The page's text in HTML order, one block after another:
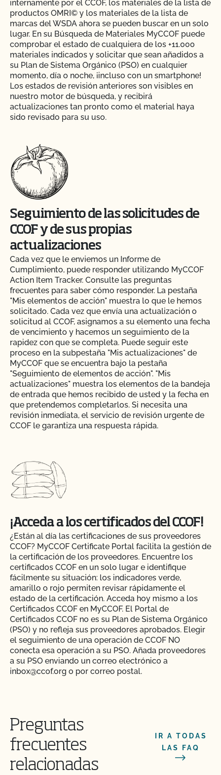
internamente por el CCOF, los materiales de la lista de
productos OMRI© y los materiales de la lista de
marcas del WSDA ahora se pueden buscar en un solo
lugar. En su Búsqueda de Materiales MyCCOF puede
comprobar el estado de cualquiera de los +11.000
materiales indicados y solicitar que sean añadidos a
su Plan de Sistema Orgánico (PSO) en cualquier
momento, día o noche, ¡incluso con un smartphone!
Los estados de revisión anteriores son visibles en
nuestro motor de búsqueda, y recibirá
actualizaciones tan pronto como el material haya
sido revisado para su uso.
Seguimiento de las solicitudes de
CCOF y de sus propias
actualizaciones
Cada vez que le enviemos un Informe de
Cumplimiento, puede responder utilizando MyCCOF
Action Item Tracker. Consulte las preguntas
frecuentes para saber cómo responder. La pestaña
"Mis elementos de acción" muestra lo que le hemos
solicitado. Cada vez que envía una actualización o
solicitud al CCOF, asignamos a su elemento una fecha
de vencimiento y hacemos un seguimiento de la
rapidez con que se completa. Puede seguir este
proceso en la subpestaña "Mis actualizaciones" de
MyCCOF que se encuentra bajo la pestaña
"Seguimiento de elementos de acción". "Mis
actualizaciones" muestra los elementos de la bandeja
de entrada que hemos recibido de usted y la fecha en
que pretendemos completarlos. Si necesita una
revisión inmediata, el servicio de revisión urgente de
CCOF le garantiza una respuesta rápida.
¡Acceda a los certificados del CCOF!
¿Están al día las certificaciones de sus proveedores
CCOF? MyCCOF Certificate Portal facilita la gestión de
la certificación de los proveedores. Encuentre los
certificados CCOF en un solo lugar e identifique
fácilmente su situación: los indicadores verde,
amarillo o rojo permiten revisar rápidamente el
estado de la certificación. Acceda hoy mismo a los
Certificados CCOF en MyCCOF. El Portal de
Certificados CCOF no es su Plan de Sistema Orgánico
(PSO) y no refleja sus proveedores aprobados. Elegir
el seguimiento de una operación de CCOF NO
conecta esa operación a su PSO. Añada proveedores
a su PSO enviando un correo electrónico a
inbox@ccof.org o por correo postal.
Preguntas
frecuentes
relacionadas
IR A TODAS
LAS FAQ
Action Item Tracker - ¿Qué es y cómo se utiliza?
¿Puedo actualizar mi perfil en el directorio
MyCCOF?
¿Puedo consultar mis saldos pendientes con el
CCOF y pagar en línea?